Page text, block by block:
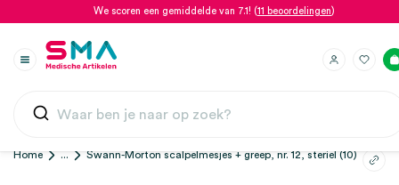
We scoren een gemiddelde van 7.1! (11 beoordelingen)
Home ... Swann-Morton scalpelmesjes + greep, nr. 12, steriel (10)